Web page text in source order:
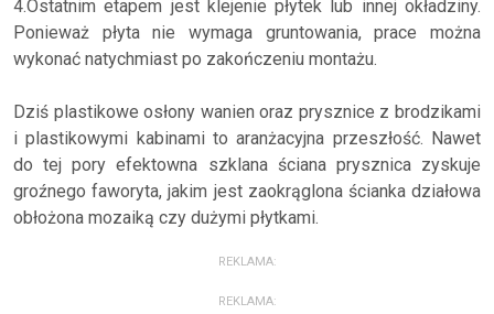
4.Ostatnim etapem jest klejenie płytek lub innej okładziny.
Ponieważ płyta nie wymaga gruntowania, prace można
wykonać natychmiast po zakończeniu montażu.
Dziś plastikowe osłony wanien oraz prysznice z brodzikami
i plastikowymi kabinami to aranżacyjna przeszłość. Nawet
do tej pory efektowna szklana ściana prysznica zyskuje
groźnego faworyta, jakim jest zaokrąglona ścianka działowa
obłożona mozaiką czy dużymi płytkami.
REKLAMA:
REKLAMA: